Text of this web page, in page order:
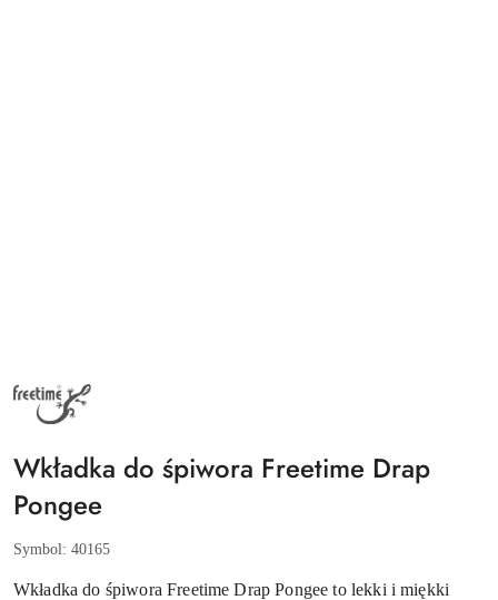
NAZWA
PRODUCENTA:
FREETIME
Wkładka do śpiwora Freetime Drap
Pongee
Symbol: 40165
Wkładka do śpiwora Freetime Drap Pongee to lekki i miękki